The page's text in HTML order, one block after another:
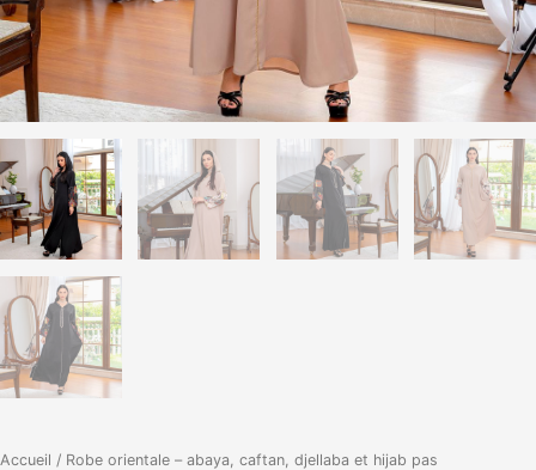
Accueil / Robe orientale – abaya, caftan, djellaba et hijab pas